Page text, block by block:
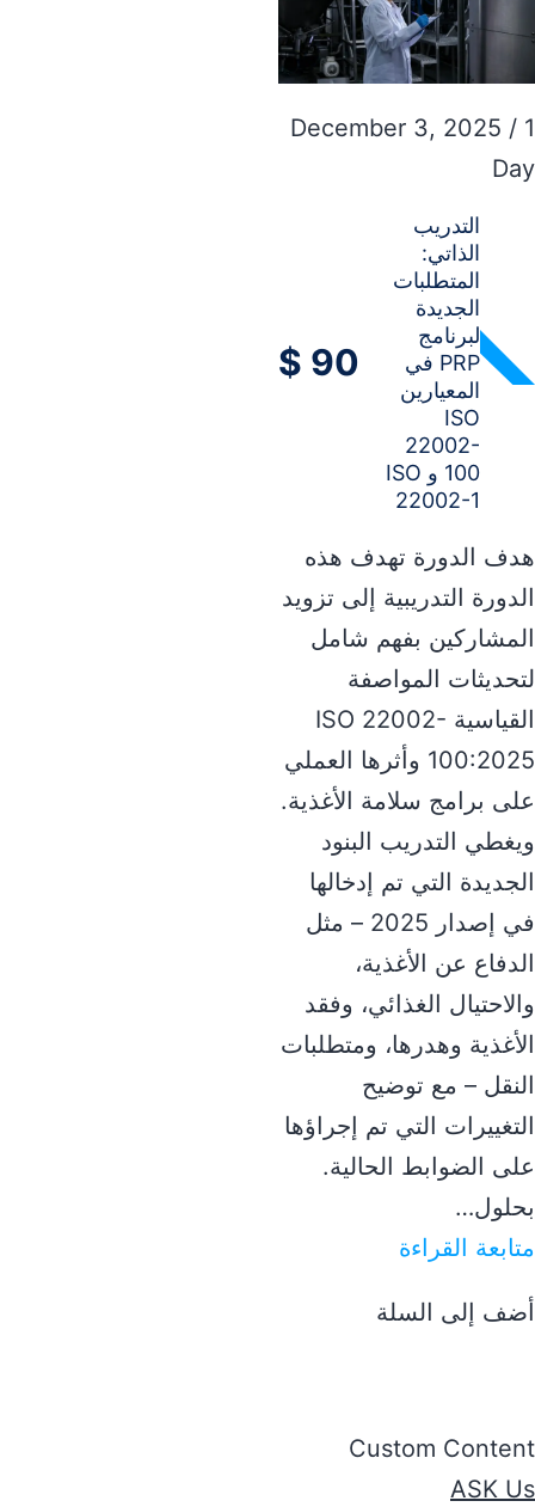
December 3, 2025 / 1
Day
التدريب
الذاتي:
المتطلبات
الجديدة
لبرنامج
PRP في
المعيارين
ISO
22002-
100 و ISO
22002-1
$ 90
هدف الدورة تهدف هذه
الدورة التدريبية إلى تزويد
المشاركين بفهم شامل
لتحديثات المواصفة
القياسية ISO 22002-
100:2025 وأثرها العملي
على برامج سلامة الأغذية.
ويغطي التدريب البنود
الجديدة التي تم إدخالها
في إصدار 2025 – مثل
الدفاع عن الأغذية،
والاحتيال الغذائي، وفقد
الأغذية وهدرها، ومتطلبات
النقل – مع توضيح
التغييرات التي تم إجراؤها
على الضوابط الحالية.
بحلول…
متابعة القراءة
أضف إلى السلة
Custom Content
ASK Us